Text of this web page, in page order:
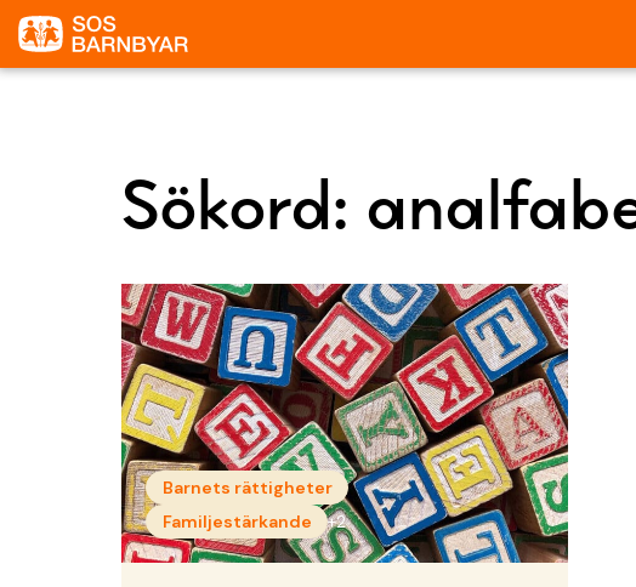
Sökord:
Barnets rättigheter
Familjestärkande
+2